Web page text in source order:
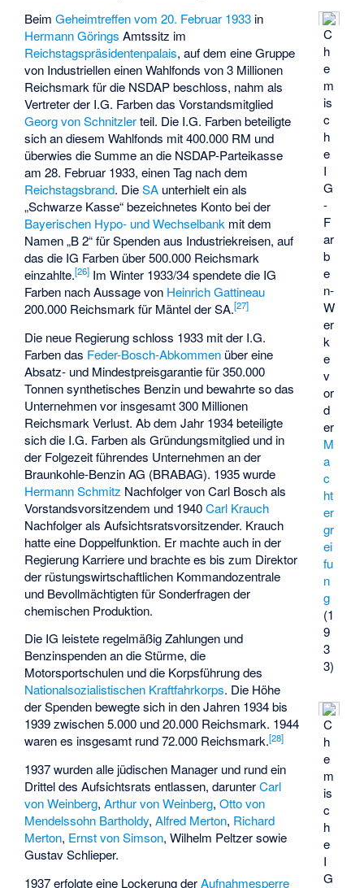
C
h
e
m
is
c
h
e
I
G
-
F
ar
b
e
n-
W
er
k
e
v
or
d
er
M
a
c
ht
er
gr
ei
fu
n
g
(1
9
3
3)
C
h
e
m
is
c
h
e
I
G
BeimGeheimtreffen vom 20. Februar 1933 in
Hermann Görings Amtssitz im
Reichstagspräsidentenpalais, auf dem eine Gruppe
von Industriellen einen Wahlfonds von 3 Millionen
Reichsmark für die NSDAP beschloss, nahm als
Vertreter der I.G. Farben das Vorstandsmitglied
Georg von Schnitzlerteil. Die I.G. Farben beteiligte
sich an diesem Wahlfonds mit 400.000 RM und
überwies die Summe an die NSDAP-Parteikasse
am 28. Februar 1933, einen Tag nach dem
Reichstagsbrand. DieSA unterhielt ein als
„Schwarze Kasse“ bezeichnetes Konto bei der
Bayerischen Hypo- und Wechselbank mit dem
Namen „B 2“ für Spenden aus Industriekreisen, auf
das die IG Farben über 500.000 Reichsmark
einzahlte.[26] Im Winter 1933/34 spendete die IG
Farben nach Aussage von Heinrich Gattineau
200.000 Reichsmark für Mäntel der SA.[27]
Die neue Regierung schloss 1933 mit der I.G.
Farben das Feder-Bosch-Abkommen über eine
Absatz- und Mindestpreisgarantie für 350.000
Tonnen synthetisches Benzin und bewahrte so das
Unternehmen vor insgesamt 300 Millionen
Reichsmark Verlust. Ab dem Jahr 1934 beteiligte
sich die I.G. Farben als Gründungsmitglied und in
der Folgezeit führendes Unternehmen an der
Braunkohle-Benzin AG (BRABAG). 1935 wurde
Hermann Schmitz Nachfolger von Carl Bosch als
Vorstandsvorsitzendem und 1940Carl Krauch
Nachfolger als Aufsichtsratsvorsitzender. Krauch
hatte eine Doppelfunktion. Er machte auch in der
Regierung Karriere und brachte es bis zum Direktor
der rüstungswirtschaftlichen Kommandozentrale
und Bevollmächtigten für Sonderfragen der
chemischen Produktion.
Die IG leistete regelmäßig Zahlungen und
Benzinspenden an die Stürme, die
Motorsportschulen und die Korpsführung des
Nationalsozialistischen Kraftfahrkorps. Die Höhe
der Spenden bewegte sich in den Jahren 1934 bis
1939 zwischen 5.000 und 20.000 Reichsmark. 1944
waren es insgesamt rund 72.000 Reichsmark.[28]
1937 wurden alle jüdischen Manager und rund ein
Drittel des Aufsichtsrats entlassen, darunterCarl
von Weinberg,Arthur von Weinberg,Otto von
Mendelssohn Bartholdy,Alfred Merton, Richard
Merton, Ernst von Simson, Wilhelm Peltzer sowie
Gustav Schlieper.
1937 erfolgte eine Lockerung derAufnahmesperre